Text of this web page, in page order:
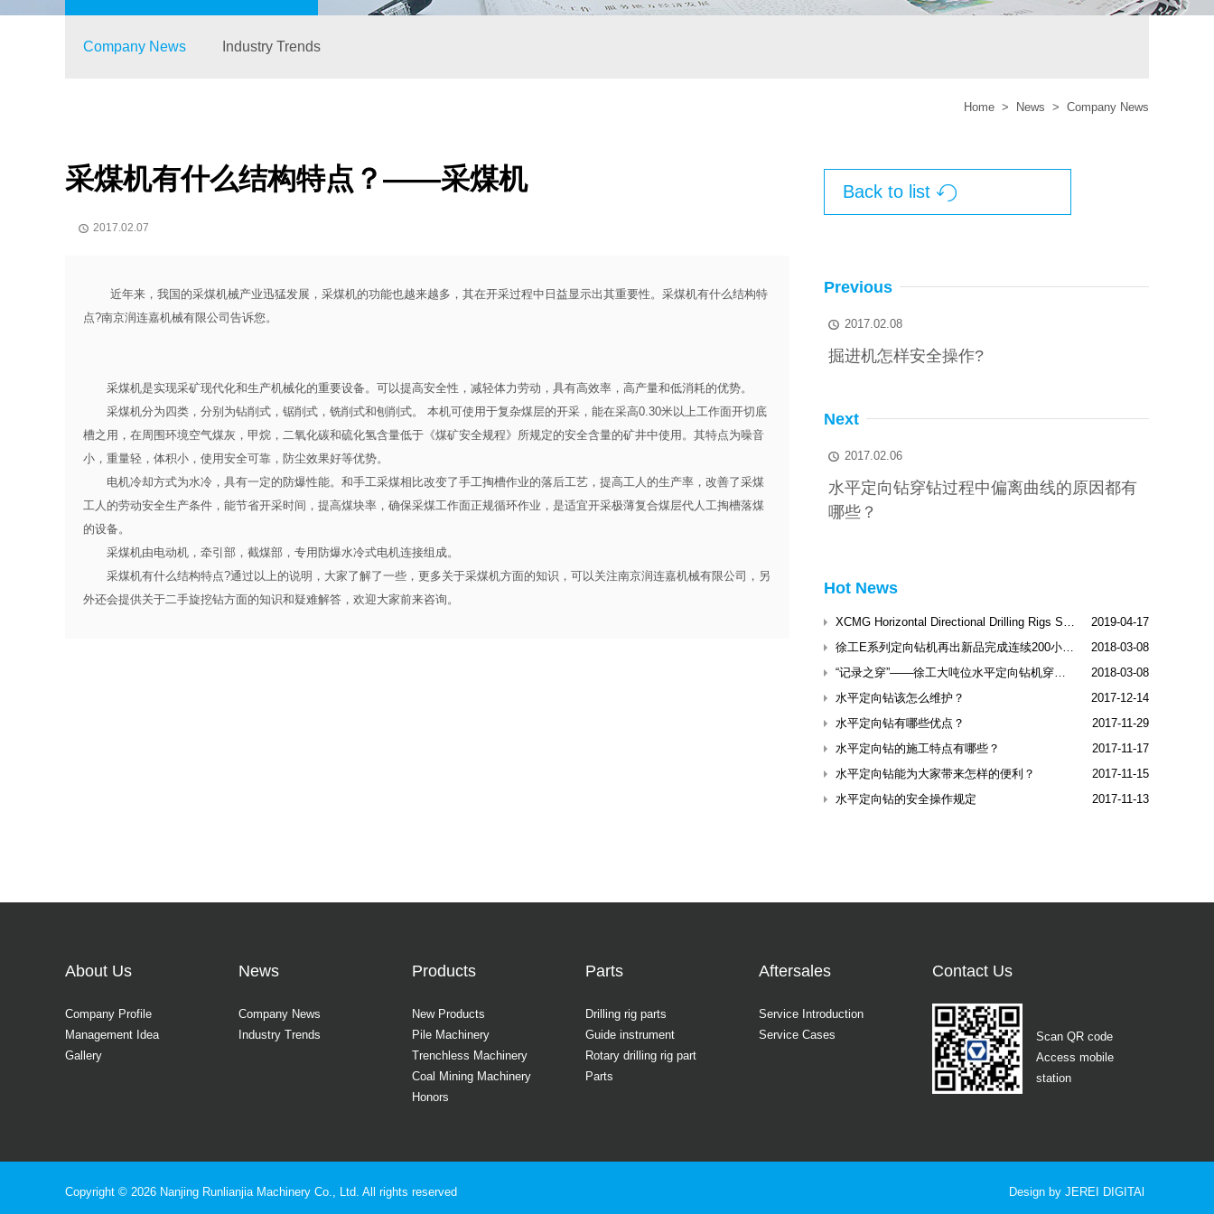
Company News Industry Trends
Home > News > Company News
采煤机有什么结构特点？——采煤机
 2017.02.07
近年来，我国的采煤机械产业迅猛发展，采煤机的功能也越来越多，其在开采过程中日益显示出其重要性。采煤机有什么结构特
点?南京润连嘉机械有限公司告诉您。
采煤机是实现采矿现代化和生产机械化的重要设备。可以提高安全性，减轻体力劳动，具有高效率，高产量和低消耗的优势。
采煤机分为四类，分别为钻削式，锯削式，铣削式和刨削式。 本机可使用于复杂煤层的开采，能在采高0.30米以上工作面开切底
槽之用，在周围环境空气煤灰，甲烷，二氧化碳和硫化氢含量低于《煤矿安全规程》所规定的安全含量的矿井中使用。其特点为噪音
小，重量轻，体积小，使用安全可靠，防尘效果好等优势。
电机冷却方式为水冷，具有一定的防爆性能。和手工采煤相比改变了手工掏槽作业的落后工艺，提高工人的生产率，改善了采煤
工人的劳动安全生产条件，能节省开采时间，提高煤块率，确保采煤工作面正规循环作业，是适宜开采极薄复合煤层代人工掏槽落煤
的设备。
采煤机由电动机，牵引部，截煤部，专用防爆水冷式电机连接组成。
采煤机有什么结构特点?通过以上的说明，大家了解了一些，更多关于采煤机方面的知识，可以关注南京润连嘉机械有限公司，另
外还会提供关于二手旋挖钻方面的知识和疑难解答，欢迎大家前来咨询。
Back to list 
Previous
 2017.02.08
掘进机怎样安全操作?
Next
 2017.02.06
水平定向钻穿钻过程中偏离曲线的原因都有
哪些？
Hot News
XCMG Horizontal Directional Drilling Rigs Shine Dubai International Trenchless Exhibitio
2019-04-17
徐工E系列定向钻机再出新品完成连续200小时工业性试验
2018-03-08
“记录之穿”——徐工大吨位水平定向钻机穿越松花江
2018-03-08
水平定向钻该怎么维护？
2017-12-14
水平定向钻有哪些优点？
2017-11-29
水平定向钻的施工特点有哪些？
2017-11-17
水平定向钻能为大家带来怎样的便利？
2017-11-15
水平定向钻的安全操作规定
2017-11-13
About Us
Company Profile
Management Idea
Gallery
News
Company News
Industry Trends
Products
New Products
Pile Machinery
Trenchless Machinery
Coal Mining Machinery
Honors
Parts
Drilling rig parts
Guide instrument
Rotary drilling rig part
Parts
Aftersales
Service Introduction
Service Cases
Contact Us
Scan QR code
Access mobile
station
Copyright © 2026 Nanjing Runlianjia Machinery Co., Ltd. All rights reserved Design by JEREI DIGITAl